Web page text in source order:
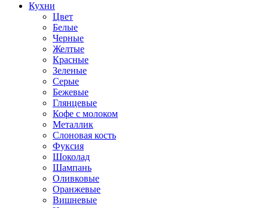
Кухни
Цвет
Белые
Черные
Желтые
Красные
Зеленые
Серые
Бежевые
Глянцевые
Кофе с молоком
Металлик
Слоновая кость
Фуксия
Шоколад
Шампань
Оливковые
Оранжевые
Вишневые